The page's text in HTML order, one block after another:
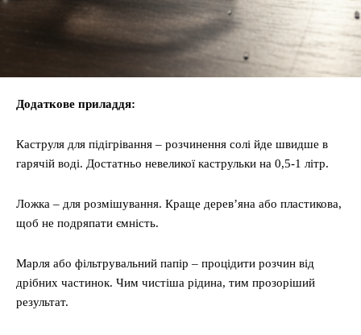
Додаткове приладдя:
Каструля для підігрівання – розчинення солі йде швидше в
гарячій воді. Достатньо невеликої каструльки на 0,5-1 літр.
Ложка – для розмішування. Краще дерев’яна або пластикова,
щоб не подряпати ємність.
Марля або фільтрувальний папір – процідити розчин від
дрібних частинок. Чим чистіша рідина, тим прозоріший
результат.